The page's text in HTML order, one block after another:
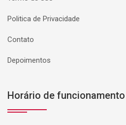
Politica de Privacidade
Contato
Depoimentos
Horário de funcionamento